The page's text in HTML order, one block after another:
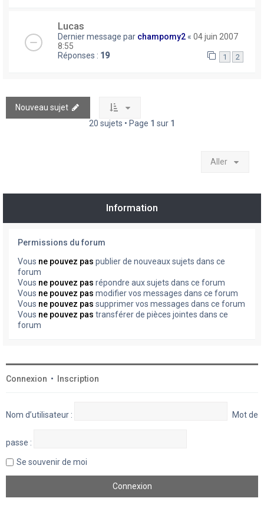
Lucas
Dernier message par champomy2 « 04 juin 2007
8:55
Réponses : 19 1 2
Nouveau sujet
20 sujets • Page 1 sur 1
Aller
Information
Permissions du forum
Vous ne pouvez pas publier de nouveaux sujets dans ce
forum
Vous ne pouvez pas répondre aux sujets dans ce forum
Vous ne pouvez pas modifier vos messages dans ce forum
Vous ne pouvez pas supprimer vos messages dans ce forum
Vous ne pouvez pas transférer de pièces jointes dans ce
forum
Connexion • Inscription
Nom d’utilisateur : Mot de
passe :
Se souvenir de moi